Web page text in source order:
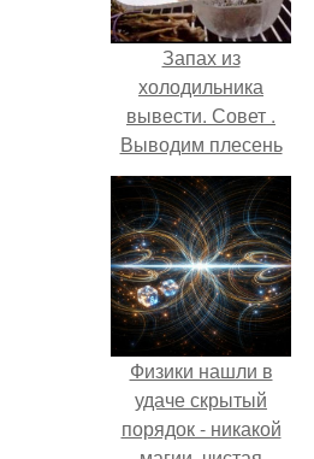
Запах из
холодильника
вывести. Совет .
Выводим плесень
— найти и
обезвредить!
Физики нашли в
удаче скрытый
порядок - никакой